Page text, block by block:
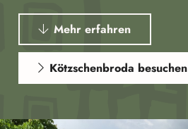
Mehr erfahren
Kötzschenbroda besuchen